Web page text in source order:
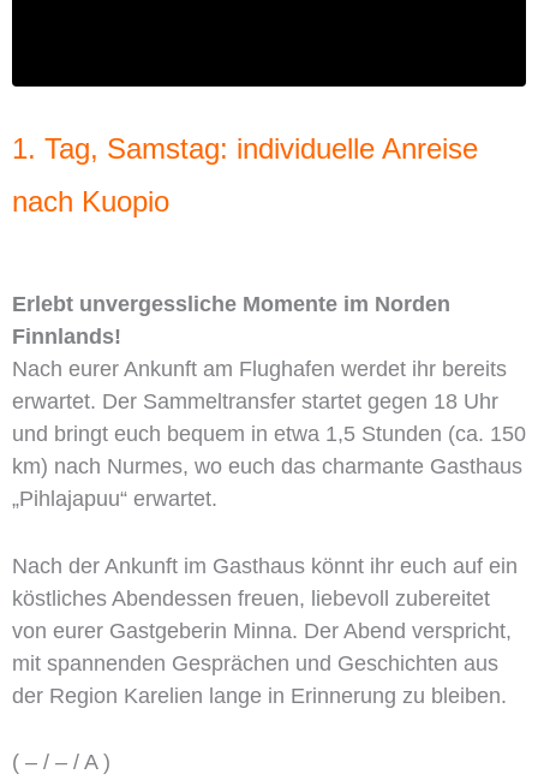
1. Tag, Samstag: individuelle Anreise
nach Kuopio
Erlebt unvergessliche Momente im Norden
Finnlands!
Nach eurer Ankunft am Flughafen werdet ihr bereits
erwartet. Der Sammeltransfer startet gegen 18 Uhr
und bringt euch bequem in etwa 1,5 Stunden (ca. 150
km) nach Nurmes, wo euch das charmante Gasthaus
„Pihlajapuu“ erwartet.
Nach der Ankunft im Gasthaus könnt ihr euch auf ein
köstliches Abendessen freuen, liebevoll zubereitet
von eurer Gastgeberin Minna. Der Abend verspricht,
mit spannenden Gesprächen und Geschichten aus
der Region Karelien lange in Erinnerung zu bleiben.
( – / – / A )